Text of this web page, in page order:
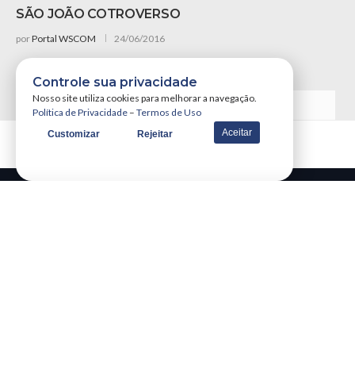
SÃO JOÃO COTROVERSO
porPortal WSCOM 24/06/2016
VER MAIS NOTÍCIAS
Controle sua privacidade
Nosso site utiliza cookies para melhorar a navegação.
Política de Privacidade – Termos de Uso
Customizar Rejeitar Aceitar